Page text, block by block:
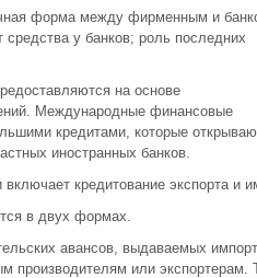
форма между фирменным и
у банков; роль последних
на основе
Международные финансовые
кредитами, которые
иностранных банков.
кредитование экспорта и
в двух формах.
авансов, выдаваемых
производителям или экспортерам.